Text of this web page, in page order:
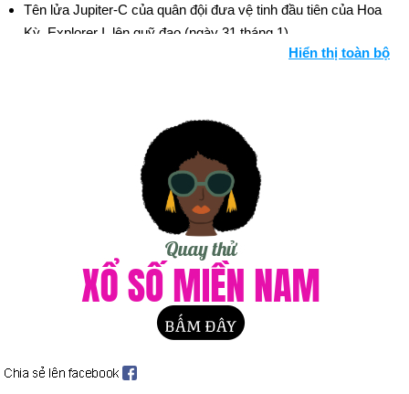
Tên lửa Jupiter-C của quân đội đưa vệ tinh đầu tiên của Hoa
Kỳ, Explorer I, lên quỹ đạo (ngày 31 tháng 1).
Ngày sinh Tim Burton (25-8) trong lịch sử
Louisiana, New Orleans được thành lập bởi những người định
cư Pháp và được đặt theo tên của Công tước Orleans.
Ngày 25-8 năm 1825:
Quốc gia Uruguay tuyên bố độc lập khỏi
Ngày 25-8 năm 1875:
Matthew Webb trở thành người đầu tiên
bơi qua eo biển Manche. Anh ta mất 21 giờ 45 phút.
Ngày 25-8 năm 1916:Bộ Nội vụ thành lập Sở Công viên Quốc
gia để quản lý và bảo tồn các vườn quốc gia và di tích cho các
Paris được giải phóng khỏi sự chiếm
đóng của Đức Quốc xã bởi lực lượng Đồng minh.
Hiển thị toàn bộ